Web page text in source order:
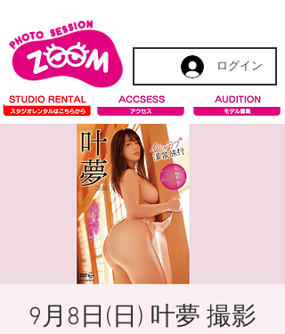
ログイン
9月8日(日) 叶夢 撮影